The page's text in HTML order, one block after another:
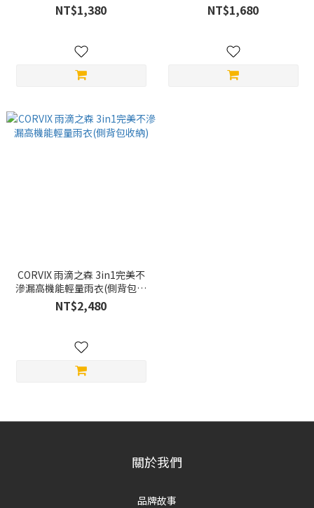
NT$1,380 NT$1,680
CORVIX 雨滴之森 3in1完美不
滲漏高機能輕量雨衣(側背包收
納)
NT$2,480
關於我們
品牌故事